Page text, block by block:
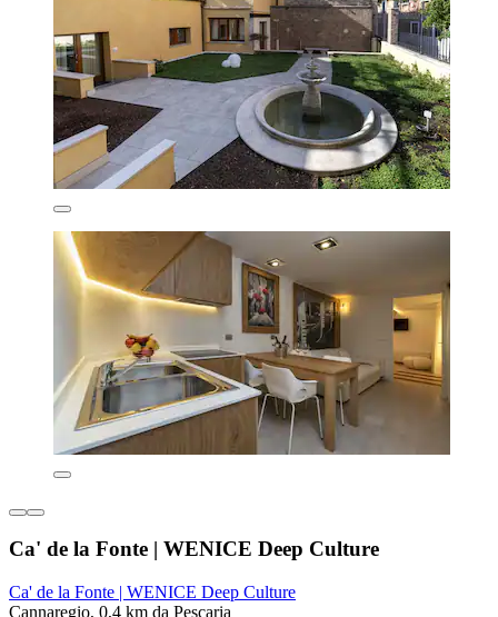
Ca' de la Fonte | WENICE Deep Culture
Ca' de la Fonte | WENICE Deep Culture
Cannaregio, 0,4 km da Pescaria